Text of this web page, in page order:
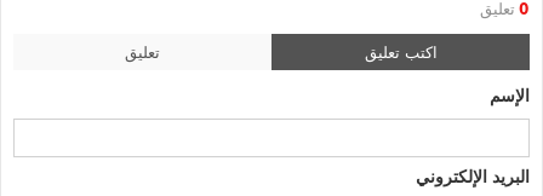
0 تعليق
اكتب تعليق تعليق
الإسم
البريد الإلكتروني